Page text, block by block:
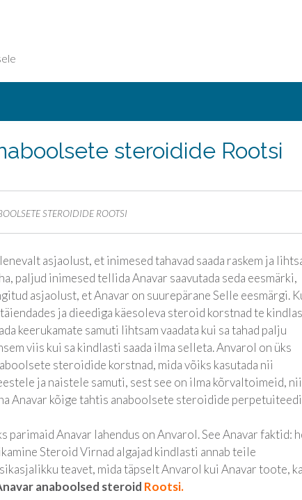
steroidide Rootsi
STEROIDIDE ROOTSI
asjaolust, et inimesed tahavad saada raskem ja
paljud inimesed tellida Anavar saavutada seda eesmärki,
asjaolust, et Anavar on suurepärane Selle eesmärgi.
ja dieediga käesoleva steroid korstnad te
keerukamate samuti lihtsam vaadata kui sa tahad palju
viis kui sa kindlasti saada ilma selleta. Anvarol on üks
steroidide korstnad, mida võiks kasutada nii
ja naistele samuti, sest see on ilma kõrvaltoimeid,
Anavar kõige tahtis anaboolsete steroidide
parimaid Anavar lahendus on Anvarol. See Anavar faktid:
Steroid Virnad algajad kindlasti annab teile
teavet, mida täpselt Anvarol kui Anavar toote,
anaboolsed steroid Rootsi.